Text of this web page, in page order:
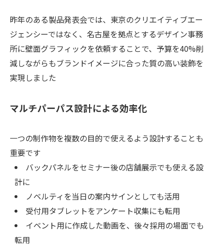
昨年のある製品発表会では、東京のクリエイティブエー
ジェンシーではなく、名古屋を拠点とするデザイン事務
所に壁面グラフィックを依頼することで、予算を40%削
減しながらもブランドイメージに合った質の高い装飾を
実現しました
マルチパーパス設計による効率化
一つの制作物を複数の目的で使えるよう設計することも
重要です
バックパネルをセミナー後の店舗展示でも使える設
計に
ノベルティを当日の案内サインとしても活用
受付用タブレットをアンケート収集にも転用
イベント用に作成した動画を、後々採用の場面でも
転用